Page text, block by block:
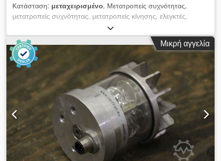
Κατάσταση: μεταχειρισμένο, Μετατροπείς συχνότητας,
μετατροπείς συχνότητας, μετατροπείς κίνησης, ελεγκτές,
μονάδες μεταβλητής ταχύτητας-Κατασκευαστής: Walter &
Sohn, μετατροπέας συχνότητας από το μηχάνημα BRANDT
KM 35 edge-Type: 501921522 / FU5 / 6 / 132LJD / 60
-Είσοδος: 380 V 50 Hz -Έξοδος: 220 V 200 Hz - Ισχύς: 5 KVA -
Κατηγορία προστασίας: IP54 - Διαστάσεις: 510/325 / H260
mm - Βάρος: 63 kg Dksdpsgy T Nuefx Aptsr
Μικρή αγγελία